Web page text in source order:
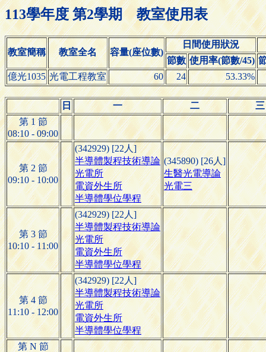
113學年度 第2學期 教室使用表
教室簡稱 教室全名 容量(座位數)
日間使用狀況
節數 使用率(節數/45)
億光1035 光電工程教室 60 24 53.33%
日 一 二
三
第 1 節
08:10 - 09:00
第 2 節
09:10 - 10:00
(342929) [22人]
半導體製程技術導論
光電所
電資外生所
半導體學位學程
(345890) [26人]
生醫光電導論
光電三
第 3 節
10:10 - 11:00
(342929) [22人]
半導體製程技術導論
光電所
電資外生所
半導體學位學程
第 4 節
11:10 - 12:00
(342929) [22人]
半導體製程技術導論
光電所
電資外生所
半導體學位學程
第 N 節